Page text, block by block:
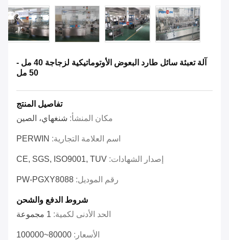
آلة تعبئة سائل طارد البعوض الأوتوماتيكية لزجاجة 40 مل -
50 مل
تفاصيل المنتج
مكان المنشأ: شنغهاي، الصين
اسم العلامة التجارية: PERWIN
إصدار الشهادات: CE, SGS, ISO9001, TUV
رقم الموديل: PW-PGXY8088
شروط الدفع والشحن
الحد الأدنى لكمية: 1 مجموعة
الأسعار: 80000~100000